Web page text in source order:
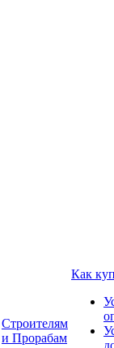
Строителям
и Прорабам
Как